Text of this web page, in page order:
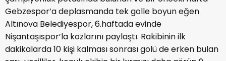
Gebzespor’a deplasmanda tek golle boyun eğen
Altınova Belediyespor, 6.haftada evinde
Nişantaşıspor’la kozlarını paylaştı. Rakibinin ilk
dakikalarda 10 kişi kalması sonrası golü de erken bulan